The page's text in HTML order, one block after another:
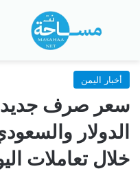
بحث عن
أخبار اليمن
سعر صرف جديد
الدولار
خلال تعاملات